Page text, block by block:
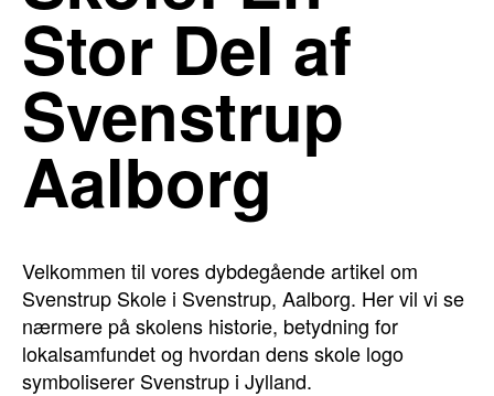
Stor Del af
Svenstrup
Aalborg
Velkommen til vores dybdegående artikel om
Svenstrup Skole i Svenstrup, Aalborg. Her vil vi se
nærmere på skolens historie, betydning for
lokalsamfundet og hvordan dens skole logo
symboliserer Svenstrup i Jylland.